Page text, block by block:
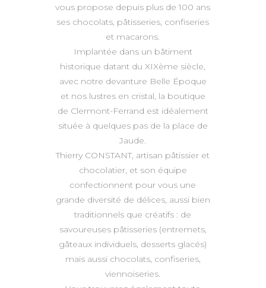
vous propose depuis plus de 100 ans
ses chocolats, pâtisseries, confiseries
et macarons.
Implantée dans un bâtiment
historique datant du XIXème siècle,
avec notre devanture Belle Époque
et nos lustres en cristal, la boutique
de Clermont-Ferrand est idéalement
située à quelques pas de la place de
Jaude.
Thierry CONSTANT, artisan pâtissier et
chocolatier, et son équipe
confectionnent pour vous une
grande diversité de délices, aussi bien
traditionnels que créatifs : de
savoureuses pâtisseries (entremets,
gâteaux individuels, desserts glacés)
mais aussi chocolats, confiseries,
viennoiseries.